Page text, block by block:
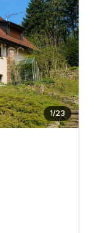
1/23